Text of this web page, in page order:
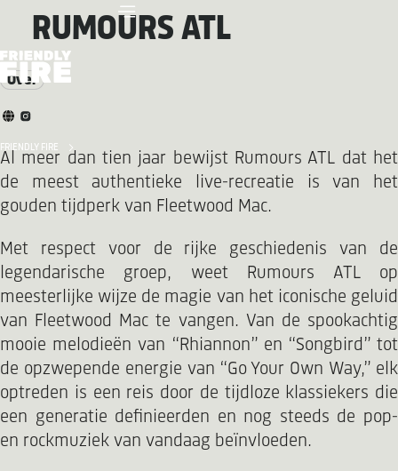
FRIENDLY FIRE
RUMOURS ATL
Over
Al meer dan tien jaar bewijst Rumours ATL dat het
de meest authentieke live-recreatie is van het
gouden tijdperk van Fleetwood Mac.
Met respect voor de rijke geschiedenis van de
legendarische groep, weet Rumours ATL op
meesterlijke wijze de magie van het iconische geluid
van Fleetwood Mac te vangen. Van de spookachtig
mooie melodieën van “Rhiannon” en “Songbird” tot
de opzwepende energie van “Go Your Own Way,” elk
optreden is een reis door de tijdloze klassiekers die
een generatie definieerden en nog steeds de pop-
en rockmuziek van vandaag beïnvloeden.